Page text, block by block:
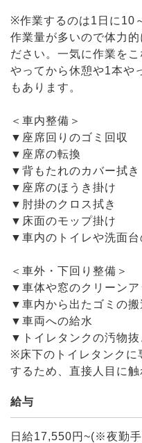
※作業するのは1日に10
作業量が多いので体力
ださい。一気に作業を
やってから休憩や1本や
もあります。
＜車内整備＞
▼座席回りのゴミ回収
▼座席の転換
▼背もたれのカバー拭き
▼座席のほうき掛け
▼肘掛のクロス拭き
▼床面のモップ掛け
▼車内のトイレや洗面
＜車外・下回り整備＞
▼車体や窓のクリーンア
▼車内から出たゴミの搬
▼車両への給水
▼トイレタンクの汚物抜
※床下のトイレタンクに
するため、直接人目に触
給与
日給17,550円~(※夜勤